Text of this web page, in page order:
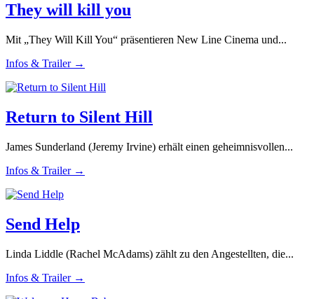
They will kill you
Mit „They Will Kill You“ präsentieren New Line Cinema und...
Infos & Trailer →
Return to Silent Hill
James Sunderland (Jeremy Irvine) erhält einen geheimnisvollen...
Infos & Trailer →
Send Help
Linda Liddle (Rachel McAdams) zählt zu den Angestellten, die...
Infos & Trailer →